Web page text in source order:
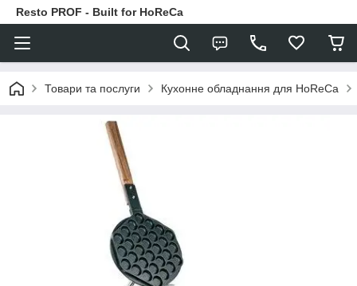
Resto PROF - Built for HoReCa
Товари та послуги Кухонне обладнання для HoReCa